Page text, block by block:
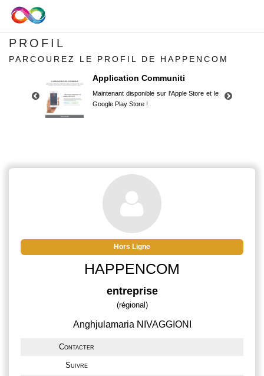
PROFIL
PARCOUREZ LE PROFIL DE HAPPENCOM
Application Communiti
Maintenant disponible sur l'Apple Store et le
Google Play Store !
Google Play Store !
Hors Ligne
HAPPENCOM
entreprise
(régional)
Anghjulamaria NIVAGGIONI
Contacter
Suivre